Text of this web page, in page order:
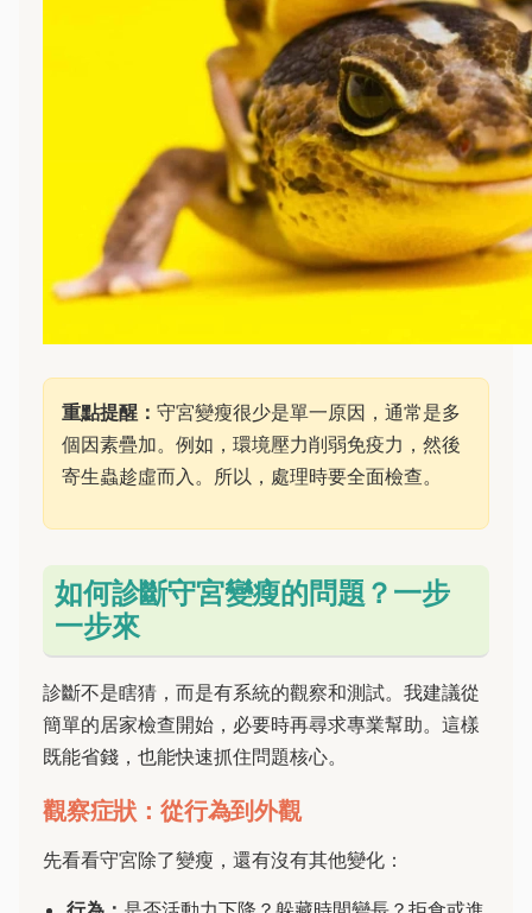
重點提醒： 守宮變瘦很少是單一原因，通常是多
個因素疊加。例如，環境壓力削弱免疫力，然後
寄生蟲趁虛而入。所以，處理時要全面檢查。
如何診斷守宮變瘦的問題？一步
一步來
診斷不是瞎猜，而是有系統的觀察和測試。我建議從
簡單的居家檢查開始，必要時再尋求專業幫助。這樣
既能省錢，也能快速抓住問題核心。
觀察症狀：從行為到外觀
先看看守宮除了變瘦，還有沒有其他變化：